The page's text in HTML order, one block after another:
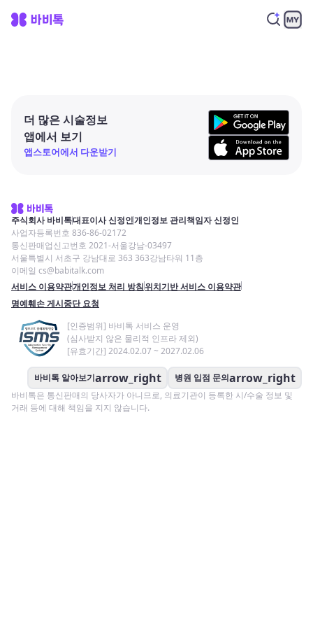
더 많은 시술정보
앱에서 보기
앱스토어에서 다운받기
주식회사 바비톡대표이사 신정인개인정보 관리책임자 신정인
사업자등록번호 836-86-02172
통신판매업신고번호 2021-서울강남-03497
서울특별시 서초구 강남대로 363 363강남타워 11층
이메일 cs@babitalk.com
서비스 이용약관개인정보 처리 방침위치기반 서비스 이용약관
명예훼손 게시중단 요청
[인증범위] 바비톡 서비스 운영
(심사받지 않은 물리적 인프라 제외)
[유효기간] 2024.02.07 ~ 2027.02.06
바비톡 알아보기arrow_right 병원 입점 문의arrow_right
바비톡은 통신판매의 당사자가 아니므로, 의료기관이 등록한 시/수술 정보 및
거래 등에 대해 책임을 지지 않습니다.